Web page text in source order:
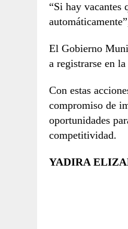
“Si hay vacantes
El Gobierno
a registrarse en
Con estas
compromiso de
oportunidades
competitividad.
YADIRA